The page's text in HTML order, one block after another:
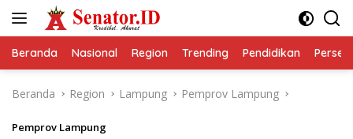
Beranda Nasional Region Trending Pendidikan
Beranda Region Lampung Pemprov Lampung
Pemprov Lampung